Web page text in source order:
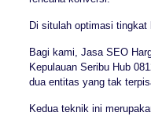
Di situlah optimasi tingkat
Bagi kami, Jasa SEO
Kepulauan Seribu Hub
dua entitas yang tak
Kedua teknik ini